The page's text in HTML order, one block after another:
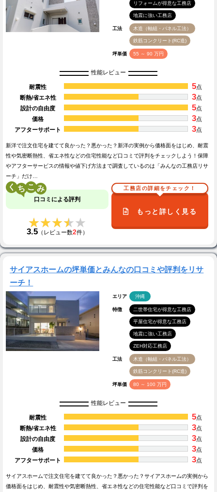
リフォームが得意な工務店
地震に強い工務店
工法 木造（軸組・パネル工法）
鉄筋コンクリート(RC造)
坪単価 55 ～ 90 万円
性能レビュー
耐震性 5点
断熱/省エネ性
3点
設計の自由度
5点
価格
3点
アフターサポート
3点
新洋で注文住宅を建てて良かった？悪かった？新洋の実例から価格面をはじめ、耐震
性や気密断熱性、省エネ性などの住宅性能など口コミで評判をチェックしよう！保障
やアフターサービスの情報や値下げ方法まで調査しているのは「みんなの工務店リサ
ーチ」だけ…
く こ
口コミによる評判
★★★★★
★★★★★
3.5（レビュー数2件）
工務店の詳細をチェック！
もっと詳しく見る
サイアスホームの坪単価とみんなの口コミや評判をリサ
ーチ！
エリア 沖縄
特徴 二世帯住宅が得意な工務店
平屋住宅が得意な工務店
地震に強い工務店
ZEH対応工務店
工法 木造（軸組・パネル工法）
鉄筋コンクリート(RC造)
坪単価 80 ～ 100 万円
性能レビュー
耐震性 5点
断熱/省エネ性
3点
設計の自由度
3点
価格
3点
アフターサポート
3点
サイアスホームで注文住宅を建てて良かった？悪かった？サイアスホームの実例から
価格面をはじめ、耐震性や気密断熱性、省エネ性などの住宅性能など口コミで評判を